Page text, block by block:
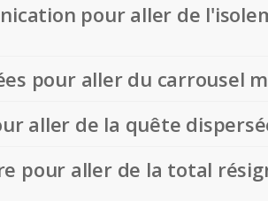
pour aller de
pour aller du carrousel
aller de la quête
pour aller de la total